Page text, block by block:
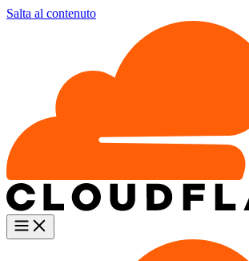
Salta al contenuto